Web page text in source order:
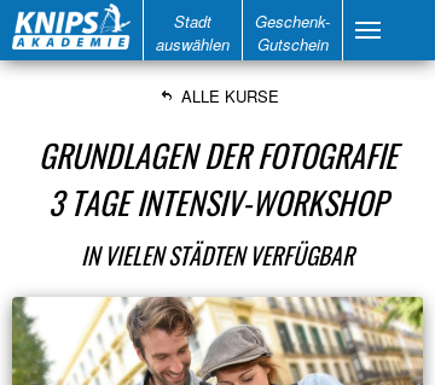
Stadt
auswählen
Geschenk-
Gutschein
ALLE KURSE
GRUNDLAGEN DER FOTOGRAFIE
3 TAGE INTENSIV-WORKSHOP
IN VIELEN STÄDTEN VERFÜGBAR